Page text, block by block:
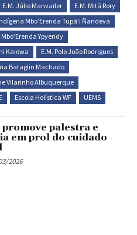
E.M. Júlio Manvailer
E.M. Mitã Rory
Mbo’Erenda Tupã’i Ñandeva
Ypyendy
Kaiowa
E.M. Polo João Rodrigues
Bataglin Machado
Vilarinho Albuquerque
Escola Holística WF UEMS
promove palestra e
em prol do cuidado
2026